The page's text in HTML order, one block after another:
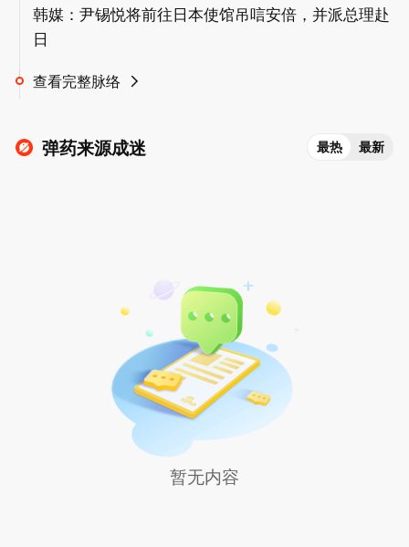
韩媒：尹锡悦将前往日本使馆吊唁安倍，并派总理赴
日
查看完整脉络
弹药来源成迷 最热 最新
暂无内容